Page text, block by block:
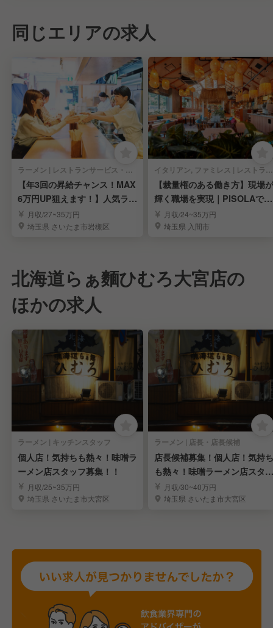
同じエリアの求人
ラーメン | レストランサービス・ホールスタッフ
【年3回の昇給チャンス！MAX
6万円UP狙えます！】人気ラー
メンの社員募集
月収/27~35万円
埼玉県 さいたま市岩槻区
イタリアン, ファミレス | レストランサービス・ホールスタッフ
【裁量権のある働き方】現場が
輝く職場を実現｜PISOLAで店
長候補募集
月収/24~35万円
埼玉県 入間市
北海道らぁ麵ひむろ大宮店の
ほかの求人
ラーメン | キッチンスタッフ
個人店！気持ちも熱々！味噌ラ
ーメン店スタッフ募集！！
月収/25~35万円
埼玉県 さいたま市大宮区
ラーメン | 店長・店長候補
店長候補募集！個人店！気持ち
も熱々！味噌ラーメン店スタッ
フ募集！！
月収/30~40万円
埼玉県 さいたま市大宮区